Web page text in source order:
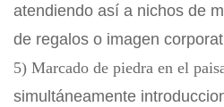
atendiendo así a nichos de
de regalos o imagen
5) Marcado de piedra en el
simultáneamente